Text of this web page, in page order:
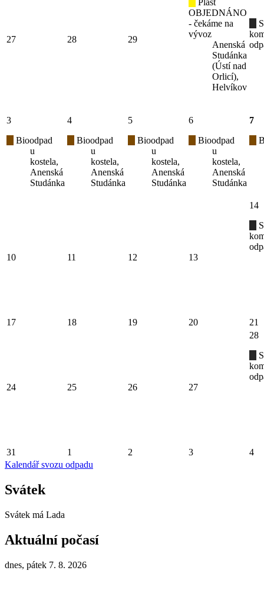
27 28 29
Plast
OBJEDNÁNO
- čekáme na
vývoz
Anenská
Studánka
(Ústí nad
Orlicí),
Helvíkov
3
Bioodpad
u
kostela,
Anenská
Studánka
4
Bioodpad
u
kostela,
Anenská
Studánka
5
Bioodpad
u
kostela,
Anenská
Studánka
6
Bioodpad
u
kostela,
Anenská
Studánka
7
10 11 12 13
14
17 18 19 20 21
24 25 26 27
28
31 1 2 3
4
Kalendář svozu odpadu
Svátek
Svátek má Lada
Aktuální počasí
dnes, pátek 7. 8. 2026